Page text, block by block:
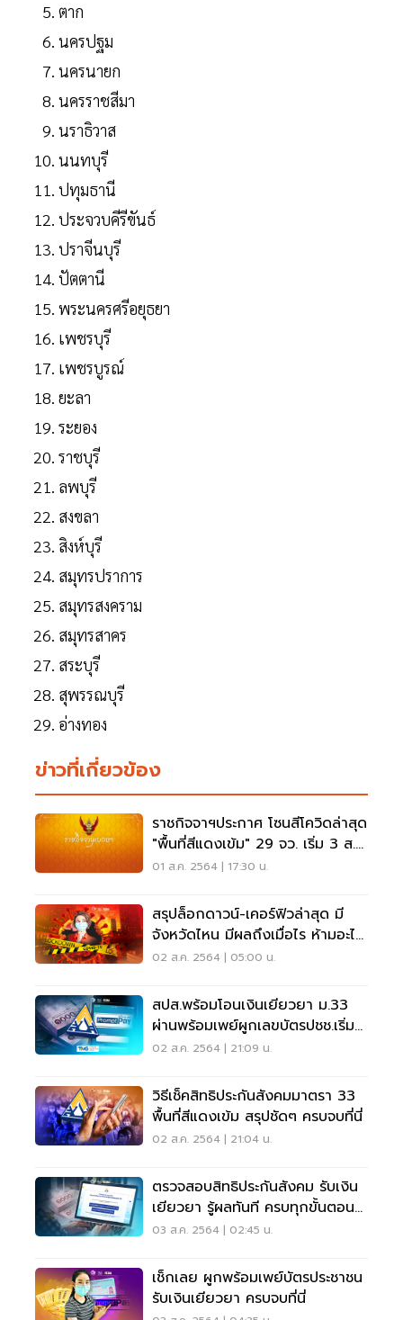
ตาก
นครปฐม
นครนายก
นครราชสีมา
นราธิวาส
นนทบุรี
ปทุมธานี
ประจวบคีรีขันธ์
ปราจีนบุรี
ปัตตานี
พระนครศรีอยุธยา
เพชรบุรี
เพชรบูรณ์
ยะลา
ระยอง
ราชบุรี
ลพบุรี
สงขลา
สิงห์บุรี
สมุทรปราการ
สมุทรสงคราม
สมุทรสาคร
สระบุรี
สุพรรณบุรี
อ่างทอง
ข่าวที่เกี่ยวข้อง
ราชกิจจาฯประกาศ โซนสีโควิดล่าสุด
"พื้นที่สีแดงเข้ม" 29 จว. เริ่ม 3 ส.ค.
นี้
01 ส.ค. 2564 | 17:30 น.
สรุปล็อกดาวน์-เคอร์ฟิวล่าสุด มี
จังหวัดไหน มีผลถึงเมื่อไร ห้ามอะไร
บ้าง
02 ส.ค. 2564 | 05:00 น.
สปส.พร้อมโอนเงินเยียวยา ม.33
ผ่านพร้อมเพย์ผูกเลขบัตรปชช.เริ่ม
รอบแรก 4 ส.ค.
02 ส.ค. 2564 | 21:09 น.
วิธีเช็คสิทธิประกันสังคมมาตรา 33
พื้นที่สีแดงเข้ม สรุปชัดๆ ครบจบที่นี่
02 ส.ค. 2564 | 21:04 น.
ตรวจสอบสิทธิประกันสังคม​ รับเงิน
เยียวยา​ รู้ผลทันที ครบทุกขั้นตอนที่
นี่
03 ส.ค. 2564 | 02:45 น.
เช็กเลย ผูกพร้อมเพย์บัตรประชาชน
รับเงินเยียวยา ครบจบที่นี่